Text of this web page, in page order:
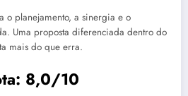
o planejamento, a sinergia e o
Uma proposta diferenciada dentro do
mais do que erra.
8,0/10